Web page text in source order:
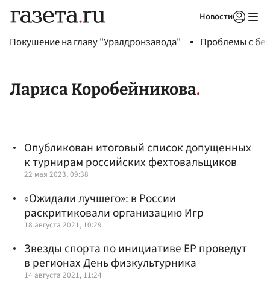
Новости
Покушение на главу "Уралдронзавода" Проблемы с
Лариса Коробейникова
Опубликован итоговый список допущенных
к турнирам российских фехтовальщиков
22 мая 2023, 09:38
«Ожидали лучшего»: в России
раскритиковали организацию Игр
18 августа 2021, 10:29
Звезды спорта по инициативе ЕР проведут
в регионах День физкультурника
14 августа 2021, 11:24